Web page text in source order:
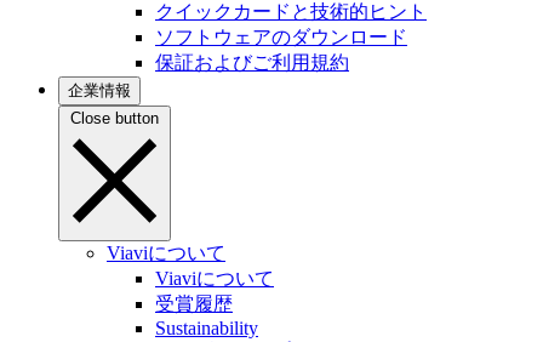
クイックカードと技術的ヒント
ソフトウェアのダウンロード
保証およびご利用規約
企業情報
Close button
Viaviについて
Viaviについて
受賞履歴
Sustainability